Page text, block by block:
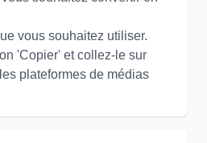
vous souhaitez utiliser.
'Copier' et collez-le sur
plateformes de médias